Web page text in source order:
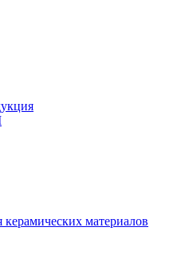
материалов